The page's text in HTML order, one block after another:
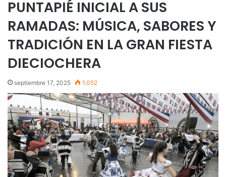
PUNTAPIÉ INICIAL A SUS
RAMADAS: MÚSICA, SABORES Y
TRADICIÓN EN LA GRAN FIESTA
DIECIOCHERA
septiembre 17, 2025 1.052